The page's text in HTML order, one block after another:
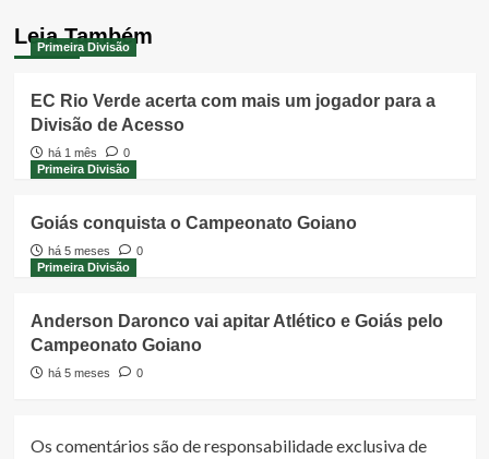
Leia Também
Primeira Divisão
EC Rio Verde acerta com mais um jogador para a
Divisão de Acesso
há 1 mês
0
Primeira Divisão
Goiás conquista o Campeonato Goiano
há 5 meses
0
Primeira Divisão
Anderson Daronco vai apitar Atlético e Goiás pelo
Campeonato Goiano
há 5 meses 0
Os comentários são de responsabilidade exclusiva de